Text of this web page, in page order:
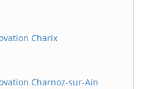
Charix
Charnoz-sur-Ain